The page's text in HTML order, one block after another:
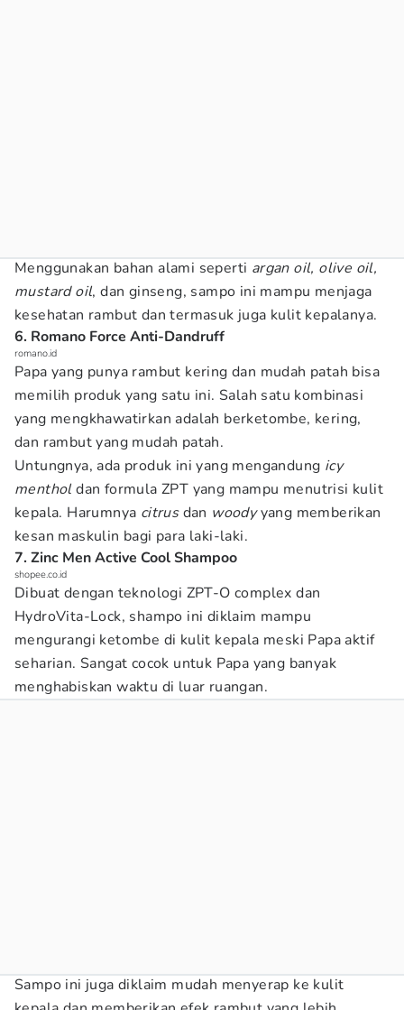
Menggunakan bahan alami seperti argan oil, olive oil,
mustard oil, dan ginseng, sampo ini mampu menjaga
kesehatan rambut dan termasuk juga kulit kepalanya.
6. Romano Force Anti-Dandruff
romano.id
Papa yang punya rambut kering dan mudah patah bisa
memilih produk yang satu ini. Salah satu kombinasi
yang mengkhawatirkan adalah berketombe, kering,
dan rambut yang mudah patah.
Untungnya, ada produk ini yang mengandung icy
mentholdan formula ZPT yang mampu menutrisi kulit
kepala. Harumnya citrusdan woodyyang memberikan
kesan maskulin bagi para laki-laki.
7. Zinc Men Active Cool Shampoo
shopee.co.id
Dibuat dengan teknologi ZPT-O complex dan
HydroVita-Lock, shampo ini diklaim mampu
mengurangi ketombe di kulit kepala meski Papa aktif
seharian. Sangat cocok untuk Papa yang banyak
menghabiskan waktu di luar ruangan.
Sampo ini juga diklaim mudah menyerap ke kulit